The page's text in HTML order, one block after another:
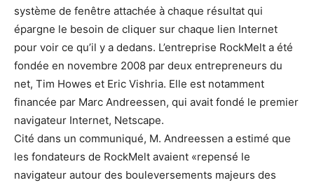
système de fenêtre attachée à chaque résultat qui
épargne le besoin de cliquer sur chaque lien Internet
pour voir ce qu’il y a dedans. L’entreprise RockMelt a été
fondée en novembre 2008 par deux entrepreneurs du
net, Tim Howes et Eric Vishria. Elle est notamment
financée par Marc Andreessen, qui avait fondé le premier
navigateur Internet, Netscape.
Cité dans un communiqué, M. Andreessen a estimé que
les fondateurs de RockMelt avaient «repensé le
navigateur autour des bouleversements majeurs des